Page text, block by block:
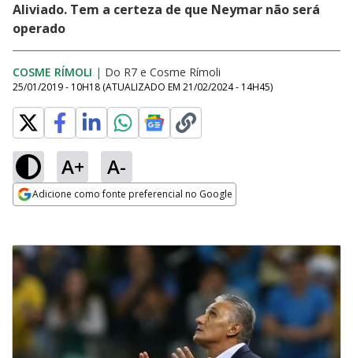
Aliviado. Tem a certeza de que Neymar não será
operado
COSME RÍMOLI | Do R7 e Cosme Rímoli
25/01/2019 - 10H18 (ATUALIZADO EM 21/02/2024 - 14H45)
A+ A-
Adicione como fonte preferencial no Google